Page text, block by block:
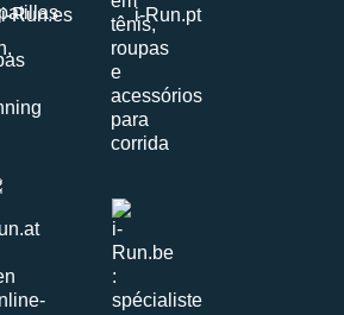
i-Run.es i-Run.pt